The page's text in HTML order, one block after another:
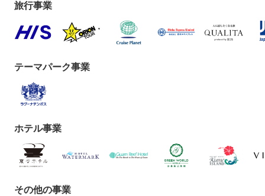
旅行事業
テーマパーク事業
ホテル事業
その他の事業